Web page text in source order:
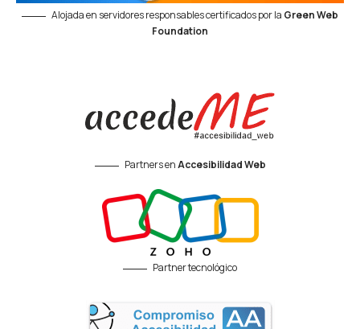
Alojada en servidores responsables certificados por la Green Web
Foundation
Partners enAccesibilidad Web
Partner tecnológico